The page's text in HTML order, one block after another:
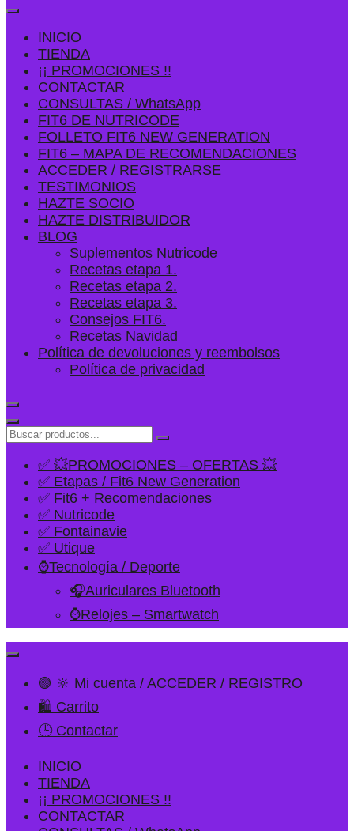
INICIO
TIENDA
¡¡ PROMOCIONES !!
CONTACTAR
CONSULTAS / WhatsApp
FIT6 DE NUTRICODE
FOLLETO FIT6 NEW GENERATION
FIT6 – MAPA DE RECOMENDACIONES
ACCEDER / REGISTRARSE
TESTIMONIOS
HAZTE SOCIO
HAZTE DISTRIBUIDOR
BLOG
Suplementos Nutricode
Recetas etapa 1.
Recetas etapa 2.
Recetas etapa 3.
Consejos FIT6.
Recetas Navidad
Política de devoluciones y reembolsos
Política de privacidad
✅ 💥PROMOCIONES – OFERTAS 💥
✅ Etapas / Fit6 New Generation
✅ Fit6 + Recomendaciones
✅ Nutricode
✅ Fontainavie
✅ Utique
⌚Tecnología / Deporte
🎧Auriculares Bluetooth
⌚Relojes – Smartwatch
🟢 🔆 Mi cuenta / ACCEDER / REGISTRO
🛍️ Carrito
🕒 Contactar
INICIO
TIENDA
¡¡ PROMOCIONES !!
CONTACTAR